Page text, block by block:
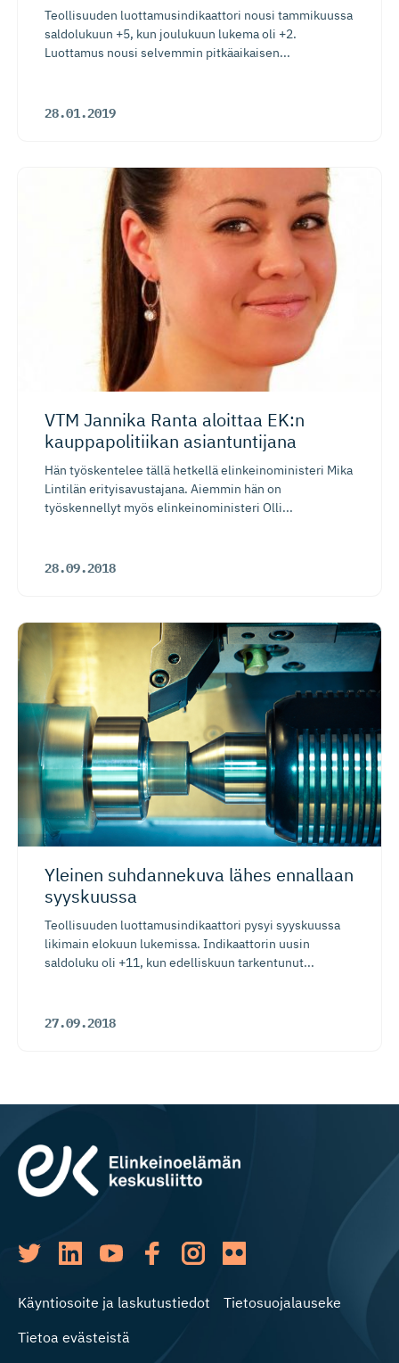
Teollisuuden luottamusindikaattori nousi tammikuussa
saldolukuun +5, kun joulukuun lukema oli +2.
Luottamus nousi selvemmin pitkäaikaisen...
28.01.2019
VTM Jannika Ranta aloittaa EK:n
kauppapoli­tiikan asiantuntijana
Hän työskentelee tällä hetkellä elinkeinoministeri Mika
Lintilän erityisavustajana. Aiemmin hän on
työskennellyt myös elinkeinoministeri Olli...
28.09.2018
Yleinen suhdannekuva lähes ennallaan
syyskuussa
Teollisuuden luottamusindikaattori pysyi syyskuussa
likimain elokuun lukemissa. Indikaattorin uusin
saldoluku oli +11, kun edelliskuun tarkentunut...
27.09.2018
Käyntiosoite ja laskutustiedot
Tietosuojalauseke
Tietoa evästeistä